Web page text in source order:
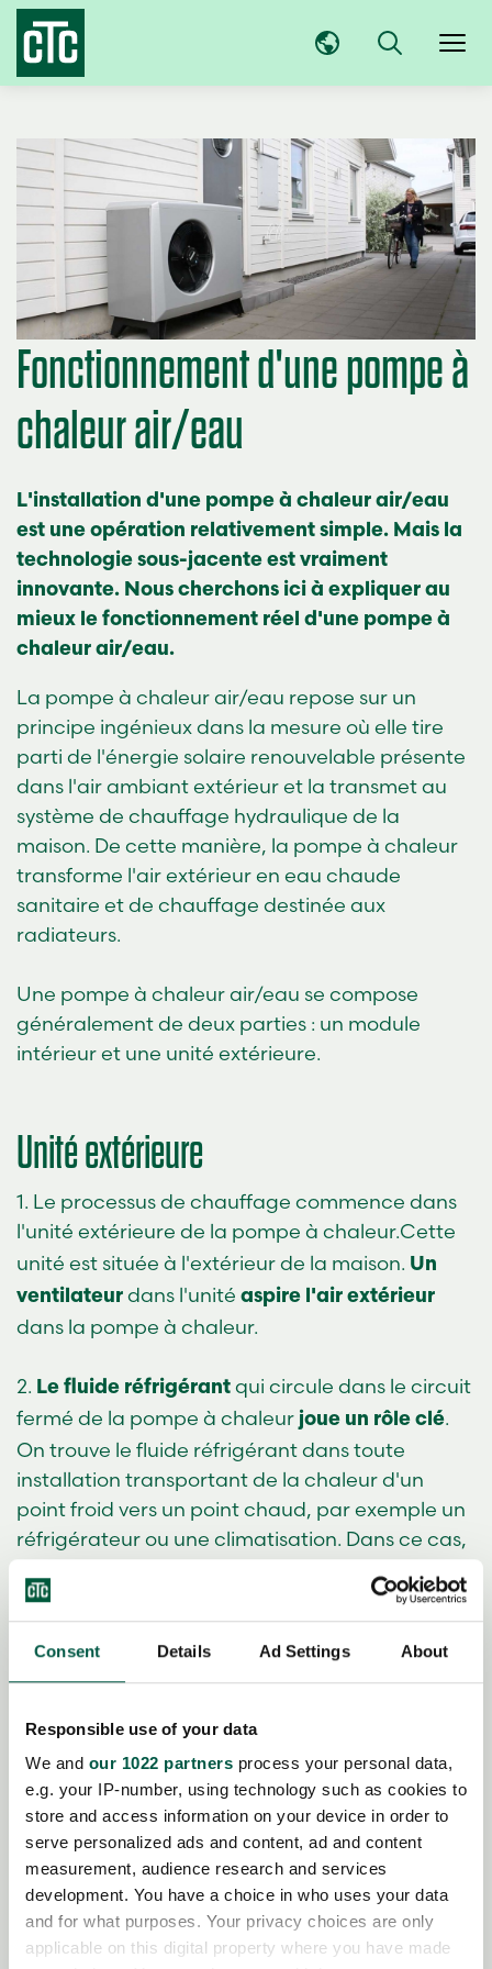
Consent Details Ad Settings About
Responsible use of your data
We and our 1022 partners process your personal data,
e.g. your IP-number, using technology such as cookies to
store and access information on your device in order to
serve personalized ads and content, ad and content
measurement, audience research and services
development. You have a choice in who uses your data
and for what purposes. Your privacy choices are only
applicable on this digital property where you have made
Fonctionnement d'une pompe à
chaleur air/eau
L'installation d'une pompe à chaleur air/eau
est une opération relativement simple. Mais la
technologie sous-jacente est vraiment
innovante. Nous cherchons ici à expliquer au
mieux le fonctionnement réel d'une pompe à
chaleur air/eau.
La pompe à chaleur air/eau repose sur un
principe ingénieux dans la mesure où elle tire
parti de l'énergie solaire renouvelable présente
dans l'air ambiant extérieur et la transmet au
système de chauffage hydraulique de la
maison. De cette manière, la pompe à chaleur
transforme l'air extérieur en eau chaude
sanitaire et de chauffage destinée aux
radiateurs.
Une pompe à chaleur air/eau se compose
généralement de deux parties : un module
intérieur et une unité extérieure.
Unité extérieure
1. Le processus de chauffage commence dans
l'unité extérieure de la pompe à chaleur.Cette
unité est située à l'extérieur de la maison. Un
ventilateur dans l'unité aspire l'air extérieur
dans la pompe à chaleur.
2. Le fluide réfrigérant qui circule dans le circuit
fermé de la pompe à chaleur joue un rôle clé.
On trouve le fluide réfrigérant dans toute
installation transportant de la chaleur d'un
point froid vers un point chaud, par exemple un
réfrigérateur ou une climatisation. Dans ce cas,
d'ébullition est bien inférieur à zéro.
3. Le réfrigérant est exposé à différentes
pressions et températures dans le circuit fermé.
C'est
une façon d'exploiter
L'énergie ne peut être ni créée, ni détruite. Elle
ne peut que changer de forme.
4. Quandle réfrigérant est soumis à une
pressioncréée par le compresseur de la pompe
à chaleur, la température augmente